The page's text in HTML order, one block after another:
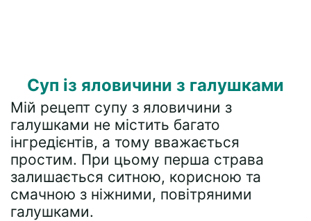
Суп із яловичини з галушками
Мій рецепт супу з яловичини з
галушками не містить багато
інгредієнтів, а тому вважається
простим. При цьому перша страва
залишається ситною, корисною та
смачною з ніжними, повітряними
галушками.